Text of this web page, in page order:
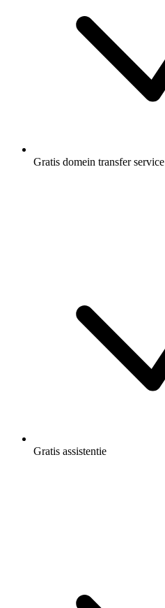
Gratis domein transfer service
Gratis assistentie